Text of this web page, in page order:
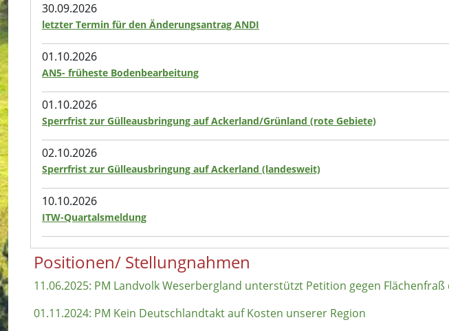
30.09.2026
letzter Termin für den Änderungsantrag ANDI
01.10.2026
AN5- früheste Bodenbearbeitung
01.10.2026
Sperrfrist zur Gülleausbringung auf Ackerland/Grünland (rote Gebiete)
02.10.2026
Sperrfrist zur Gülleausbringung auf Ackerland (landesweit)
10.10.2026
ITW-Quartalsmeldung
Positionen/ Stellungnahmen
11.06.2025: PM Landvolk Weserbergland unterstützt Petition gegen
01.11.2024: PM Kein Deutschlandtakt auf Kosten unserer Region